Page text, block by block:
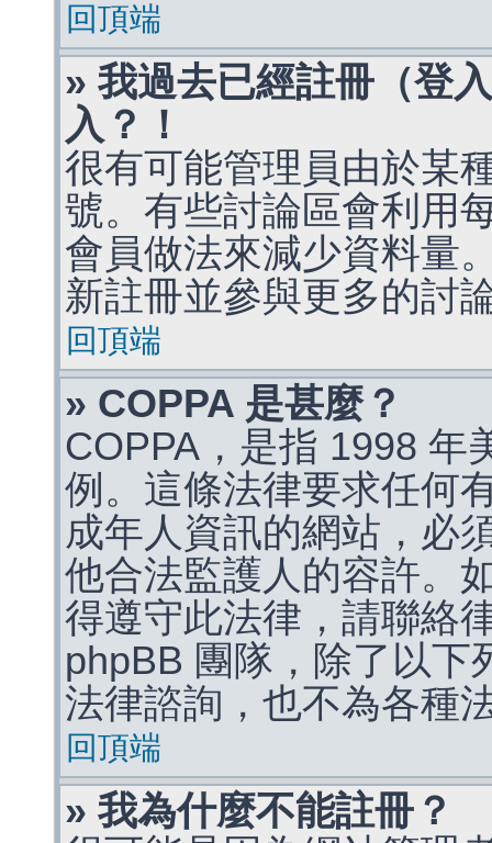
回頂端
» 我過去已經註冊（登
入？！
很有可能管理員由於某
號。有些討論區會利用
會員做法來減少資料量
新註冊並參與更多的討
回頂端
» COPPA 是甚麼？
COPPA，是指 1998 年
例。這條法律要求任何
成年人資訊的網站，必
他合法監護人的容許。
得遵守此法律，請聯絡
phpBB 團隊，除了以下
法律諮詢，也不為各種
回頂端
» 我為什麼不能註冊？